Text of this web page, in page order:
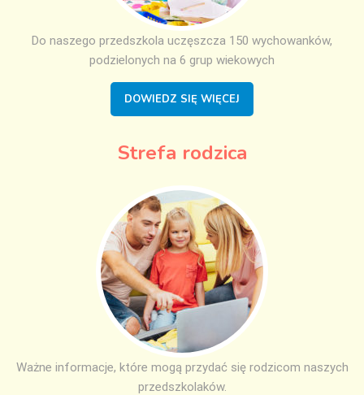
Do naszego przedszkola uczęszcza 150 wychowanków,
podzielonych na 6 grup wiekowych
DOWIEDZ SIĘ WIĘCEJ
Strefa rodzica
Ważne informacje, które mogą przydać się rodzicom naszych
przedszkolaków.